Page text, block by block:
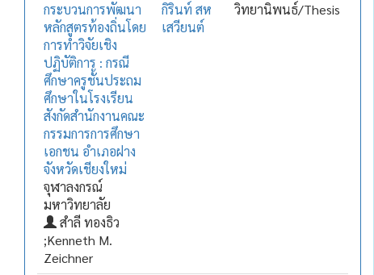
กระบวนการพัฒนา
หลักสูตรท้องถิ่นโดย
การทำวิจัยเชิง
ปฏิบัติการ : กรณี
ศึกษาครูชั้นประถม
ศึกษาในโรงเรียน
สังกัดสำนักงานคณะ
กรรมการการศึกษา
เอกชน อำเภอฝาง
จังหวัดเชียงใหม่
จุฬาลงกรณ์
มหาวิทยาลัย
สำลี ทองธิว
;Kenneth M.
Zeichner
กิรินท์ สห
เสวียนต์
วิทยานิพนธ์/Thesis